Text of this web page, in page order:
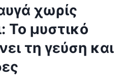
χωρίς
Το μυστικό
τη γεύση και